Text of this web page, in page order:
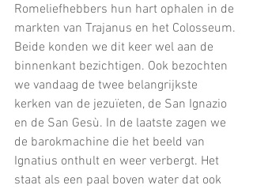
Romeliefhebbers hun hart ophalen in de
markten van Trajanus en het Colosseum.
Beide konden we dit keer wel aan de
binnenkant bezichtigen. Ook bezochten
we vandaag de twee belangrijkste
kerken van de jezuïeten, de San Ignazio
en de San Gesù. In de laatste zagen we
de barokmachine die het beeld van
Ignatius onthult en weer verbergt. Het
staat als een paal boven water dat ook